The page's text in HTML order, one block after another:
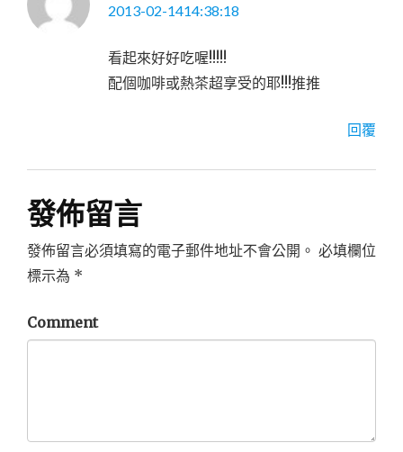
2013-02-1414:38:18
看起來好好吃喔!!!!!
配個咖啡或熱茶超享受的耶!!!推推
回覆
發佈留言
發佈留言必須填寫的電子郵件地址不會公開。 必填欄位
標示為 *
Comment